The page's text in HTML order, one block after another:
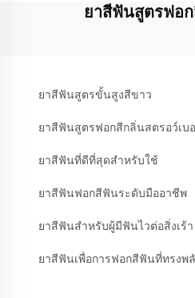
ยาสีฟันสูตรฟอ
ยาสีฟันสูตรขั้นสูงสีขาว
ยาสีฟันสูตรฟอกสีกลิ่นสตรอว์เบ
ยาสีฟันที่ดีที่สุดสำหรับใช้
ยาสีฟันฟอกสีฟันระดับมืออาชีพ
ยาสีฟันสำหรับผู้มีฟันไวต่อสิ่งเร้
ยาสีฟันเพื่อการฟอกสีฟันที่ทรงพ